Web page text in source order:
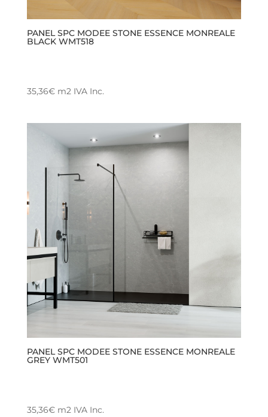
PANEL SPC MODEE STONE ESSENCE MONREALE
BLACK WMT518
35,36€m2 IVA Inc.
múltiples
se
pueden
elegir
en
la
de
producto
PANEL SPC MODEE STONE ESSENCE MONREALE
GREY WMT501
35,36€m2 IVA Inc.